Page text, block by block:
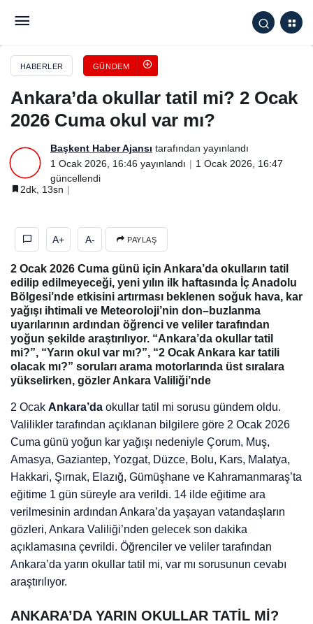
HABERLER GÜNDEM
Ankara’da okullar tatil mi? 2 Ocak
2026 Cuma okul var mı?
Başkent Haber Ajansı tarafından yayınlandı
1 Ocak 2026, 16:46 yayınlandı
1 Ocak 2026, 16:47
güncellendi
2dk, 13sn
A+ A- PAYLAŞ
2 Ocak 2026 Cuma günü için Ankara’da okulların tatil
edilip edilmeyeceği, yeni yılın ilk haftasında İç Anadolu
Bölgesi’nde etkisini artırması beklenen soğuk hava, kar
yağışı ihtimali ve Meteoroloji’nin don–buzlanma
uyarılarının ardından öğrenci ve veliler tarafından
yoğun şekilde araştırılıyor. “Ankara’da okullar tatil
mi?”, “Yarın okul var mı?”, “2 Ocak Ankara kar tatili
olacak mı?” soruları arama motorlarında üst sıralara
yükselirken, gözler Ankara Valiliği’nde
2 OcakAnkara’daokullar tatil mi sorusu gündem oldu.
Valilikler tarafından açıklanan bilgilere göre 2 Ocak 2026
Cuma günü yoğun kar yağışı nedeniyle Çorum, Muş,
Amasya, Gaziantep, Yozgat, Düzce, Bolu, Kars, Malatya,
Hakkari, Şırnak, Elazığ, Gümüşhane ve Kahramanmaraş’ta
eğitime 1 gün süreyle ara verildi. 14 ilde eğitime ara
verilmesinin ardından Ankara’da yaşayan vatandaşların
gözleri, Ankara Valiliği’nden gelecek son dakika
açıklamasına çevrildi. Öğrenciler ve veliler tarafından
Ankara’da yarın okullar tatil mi, var mı sorusunun cevabı
araştırılıyor.
ANKARA’DA YARIN OKULLAR TATİL Mİ?
Ankara’da okullar tatil mi? 2 Ocak 2026 Cuma okul
var mı?